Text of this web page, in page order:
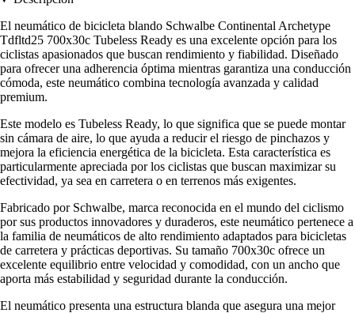
El neumático de bicicleta blando Schwalbe Continental Archetype
Tdfltd25 700x30c Tubeless Ready es una excelente opción para los
ciclistas apasionados que buscan rendimiento y fiabilidad. Diseñado
para ofrecer una adherencia óptima mientras garantiza una conducción
cómoda, este neumático combina tecnología avanzada y calidad
premium.
Este modelo es Tubeless Ready, lo que significa que se puede montar
sin cámara de aire, lo que ayuda a reducir el riesgo de pinchazos y
mejora la eficiencia energética de la bicicleta. Esta característica es
particularmente apreciada por los ciclistas que buscan maximizar su
efectividad, ya sea en carretera o en terrenos más exigentes.
Fabricado por Schwalbe, marca reconocida en el mundo del ciclismo
por sus productos innovadores y duraderos, este neumático pertenece a
la familia de neumáticos de alto rendimiento adaptados para bicicletas
de carretera y prácticas deportivas. Su tamaño 700x30c ofrece un
excelente equilibrio entre velocidad y comodidad, con un ancho que
aporta más estabilidad y seguridad durante la conducción.
El neumático presenta una estructura blanda que asegura una mejor